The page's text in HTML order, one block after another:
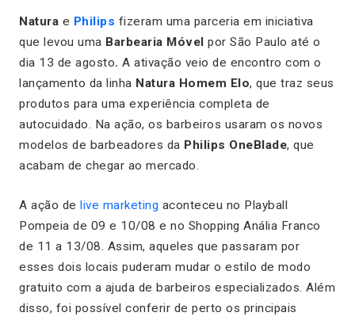
Natura e Philips fizeram uma parceria em iniciativa
que levou uma Barbearia Móvel por São Paulo até o
dia 13 de agosto. A ativação veio de encontro com o
lançamento da linha Natura Homem Elo, que traz seus
produtos para uma experiência completa de
autocuidado. Na ação, os barbeiros usaram os novos
modelos de barbeadores da Philips OneBlade, que
acabam de chegar ao mercado.
A ação de live marketing aconteceu no Playball
Pompeia de 09 e 10/08 e no Shopping Anália Franco
de 11 a 13/08. Assim, aqueles que passaram por
esses dois locais puderam mudar o estilo de modo
gratuito com a ajuda de barbeiros especializados. Além
disso, foi possível conferir de perto os principais